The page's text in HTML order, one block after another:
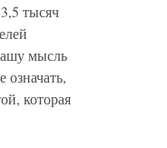
тысяч
мысль
которая